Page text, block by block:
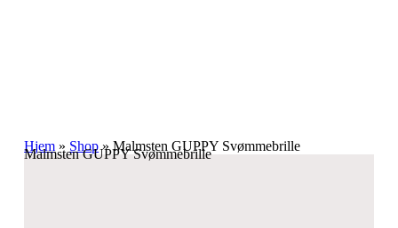
Hjem » Shop»Malmsten GUPPY Svømmebrille
Malmsten GUPPY Svømmebrille